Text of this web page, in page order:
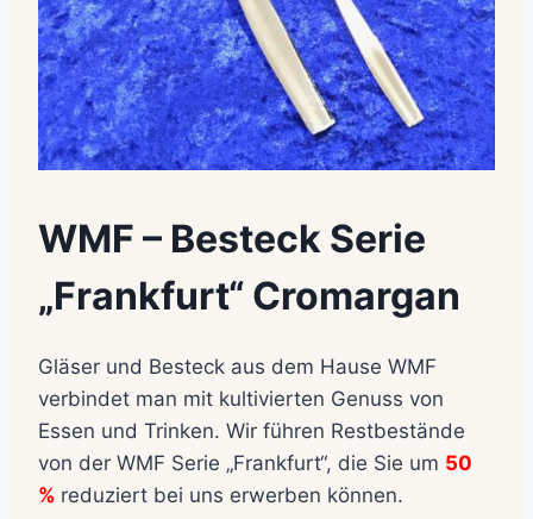
WMF – Besteck Serie
„Frankfurt“ Cromargan
Gläser und Besteck aus dem Hause WMF
verbindet man mit kultivierten Genuss von
Essen und Trinken. Wir führen Restbestände
von der WMF Serie „Frankfurt“, die Sie um 50
% reduziert bei uns erwerben können.